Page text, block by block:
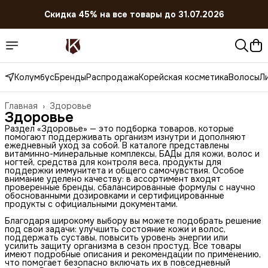
Скидка 45% на все товары до 31.07.2026
КолумбусБрендыРаспродажаКорейская косметикаВолосы
Здоровье
Главная ›
Здоровье
Раздел «Здоровье» — это подборка товаров, которые
помогают поддерживать организм изнутри и дополняют
ежедневный уход за собой. В каталоге представлены
витаминно-минеральные комплексы, БАДы для кожи, волос и
ногтей, средства для контроля веса, продукты для
поддержки иммунитета и общего самочувствия. Особое
внимание уделено качеству: в ассортимент входят
проверенные бренды, сбалансированные формулы с научно
обоснованными дозировками и сертифицированные
продукты с официальными документами.
Благодаря широкому выбору вы можете подобрать решение
под свои задачи: улучшить состояние кожи и волос,
поддержать суставы, повысить уровень энергии или
усилить защиту организма в сезон простуд. Все товары
имеют подробные описания и рекомендации по применению,
что помогает безопасно включать их в повседневный